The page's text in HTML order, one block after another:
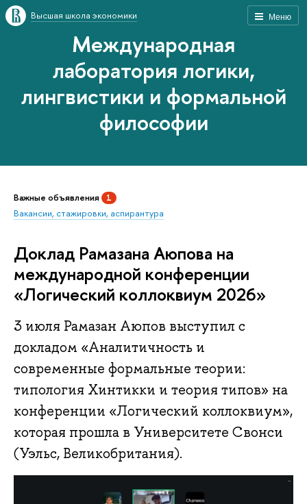
Меню
Высшая школа экономики
Международная
лаборатория логики,
лингвистики и формальной
философии
Важные объявления 1
Вакансии, стажировки, аспирантура
Доклад Рамазана Аюпова на
международной конференции
«Логический коллоквиум 2026»
3 июля Рамазан Аюпов выступил с
докладом «Аналитичность и
современные формальные теории:
типология Хинтикки и теория типов» на
конференции «Логический коллоквиум»,
которая прошла в Университете Свонси
(Уэльс, Великобритания).